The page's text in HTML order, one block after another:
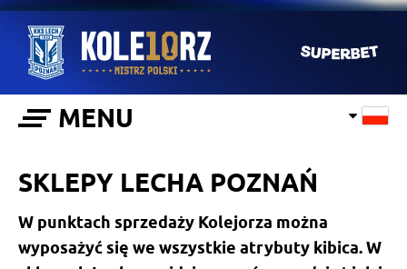
MENU
SKLEPY LECHA POZNAŃ
W punktach sprzedaży Kolejorza można
wyposażyć się we wszystkie atrybuty kibica. W